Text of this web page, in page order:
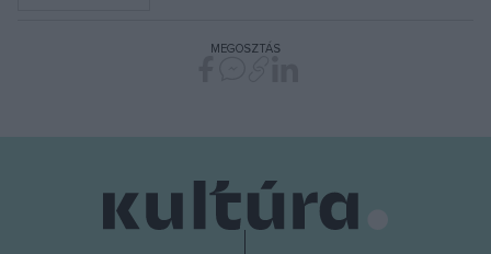
MEGOSZTÁS